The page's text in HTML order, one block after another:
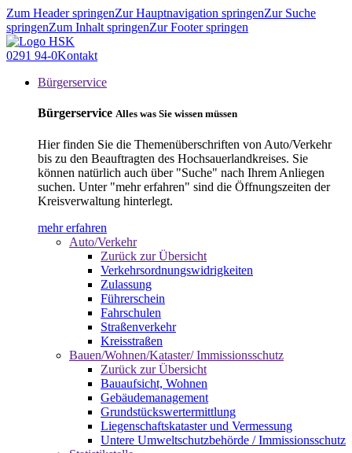
Zum Header springenZur Hauptnavigation springenZur Suche
springenZum Inhalt springenZur Footer springen
0291 94-0Kontakt
Bürgerservice
Bürgerservice Alles was Sie wissen müssen
Hier finden Sie die Themenüberschriften von Auto/Verkehr
bis zu den Beauftragten des Hochsauerlandkreises. Sie
können natürlich auch über "Suche" nach Ihrem Anliegen
suchen. Unter "mehr erfahren" sind die Öffnungszeiten der
Kreisverwaltung hinterlegt.
mehr erfahren
Auto/Verkehr
Zurück zur Übersicht
Verkehrsordnungswidrigkeiten
Zulassung
Führerschein
Fahrschulen
Straßenverkehr
Kreisstraßen
Bauen/Wohnen/Kataster/ Immissionsschutz
Zurück zur Übersicht
Bauaufsicht, Wohnen
Gebäudemanagement
Grundstückswertermittlung
Liegenschaftskataster und Vermessung
Untere Umweltschutzbehörde / Immissionsschutz